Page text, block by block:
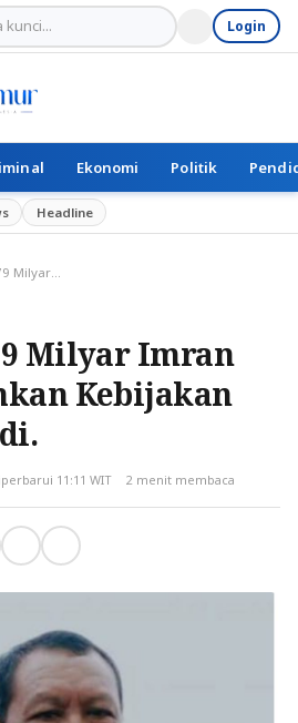
Login
Ekonomi Politik
Headline
Soal DAK 179 Milyar Imran Yakub Salahkan Kebijakan Salmin Janidi.
Milyar Imran
Kebijakan
11:11 WIT 2 menit membaca